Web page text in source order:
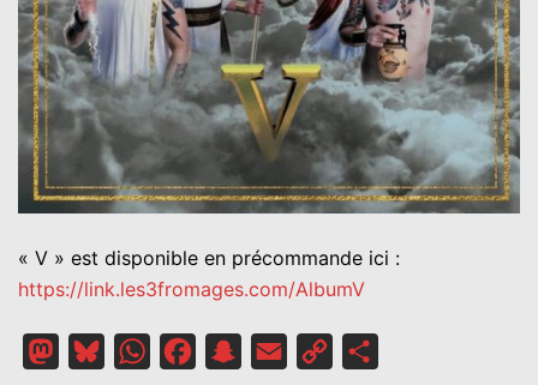
« V » est disponible en précommande ici :
https://link.les3fromages.com/AlbumV
MastodonBlueskyWhatsAppFacebookSnapchat
Email
Copy